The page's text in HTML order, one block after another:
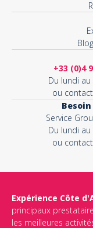
+33 (0)4
Du lundi
ou
Service
Du lundi
ou
Expérience Côte
principaux
les meilleures